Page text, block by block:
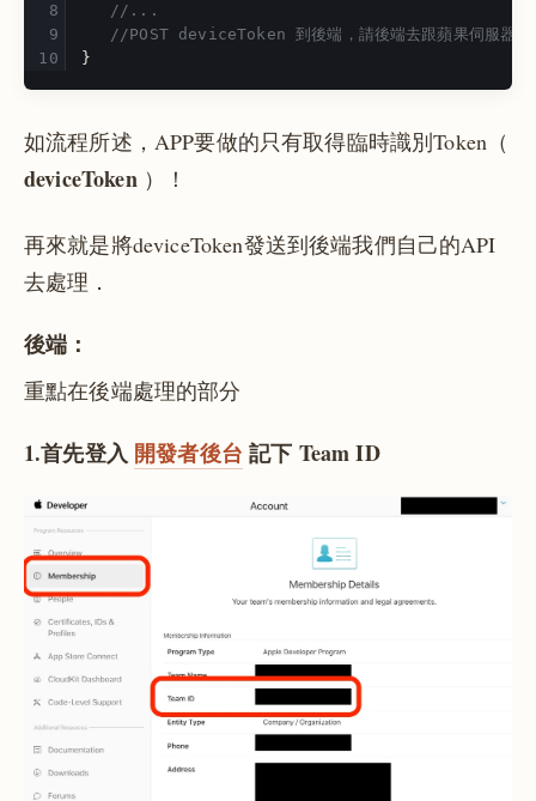
//...
//POST deviceToken 到後端，請後端去跟蘋果伺服器查
}
如流程所述，APP要做的只有取得臨時識別Token（
deviceToken）！
再來就是將deviceToken發送到後端我們自己的API
去處理．
後端：
重點在後端處理的部分
1.首先登入 開發者後台 記下 Team ID